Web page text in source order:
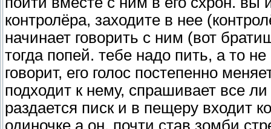
контролёра, заходите в нее
начинает говорить с ним (вот
тогда попей. тебе надо пить, а то
говорит, его голос постепенно
подходит к нему, спрашивает все
раздается писк и в пещеру входит
одиночке а он, почти став зомби